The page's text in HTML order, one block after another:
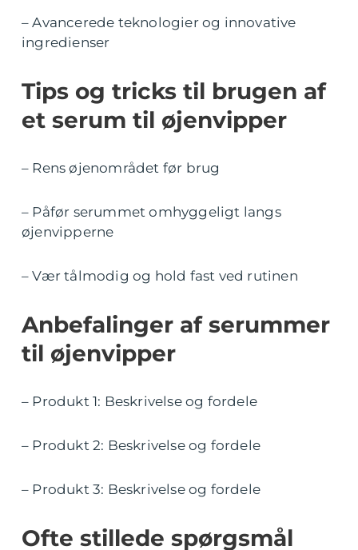
– Avancerede teknologier og innovative
ingredienser
Tips og tricks til brugen af
et serum til øjenvipper
– Rens øjenområdet før brug
– Påfør serummet omhyggeligt langs
øjenvipperne
– Vær tålmodig og hold fast ved rutinen
Anbefalinger af serummer
til øjenvipper
– Produkt 1: Beskrivelse og fordele
– Produkt 2: Beskrivelse og fordele
– Produkt 3: Beskrivelse og fordele
Ofte stillede spørgsmål